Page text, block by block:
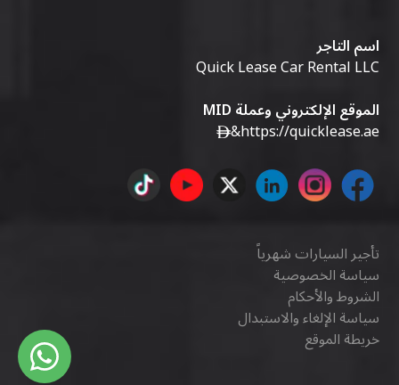
اسم التاجر
Quick Lease Car Rental LLC
الموقع الإلكتروني وعملة MID
https://quicklease.ae
&
تأجير السيارات شهرياً
سياسة الخصوصية
الشروط والأحكام
سياسة الإلغاء والاستبدال
خريطة الموقع